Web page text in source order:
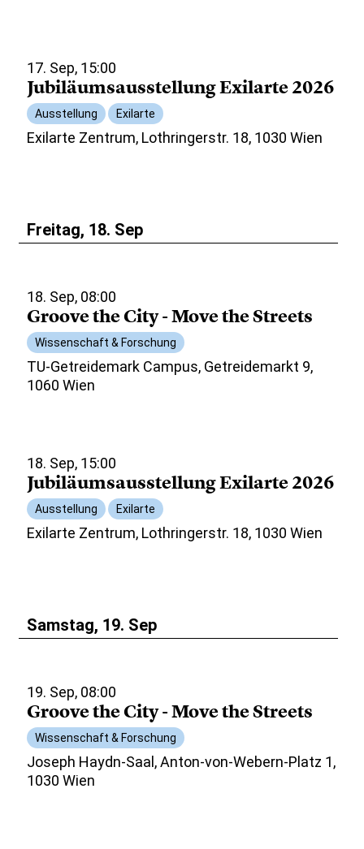
17. Sep, 15:00
Jubiläumsausstellung Exilarte 2026
Ausstellung Exilarte
Exilarte Zentrum, Lothringerstr. 18, 1030 Wien
Freitag, 18. Sep
18. Sep, 08:00
Groove the City - Move the Streets
Wissenschaft & Forschung
TU-Getreidemark Campus, Getreidemarkt 9,
1060 Wien
18. Sep, 15:00
Jubiläumsausstellung Exilarte 2026
Ausstellung Exilarte
Exilarte Zentrum, Lothringerstr. 18, 1030 Wien
Samstag, 19. Sep
19. Sep, 08:00
Groove the City - Move the Streets
Wissenschaft & Forschung
Joseph Haydn-Saal, Anton-von-Webern-Platz 1,
1030 Wien